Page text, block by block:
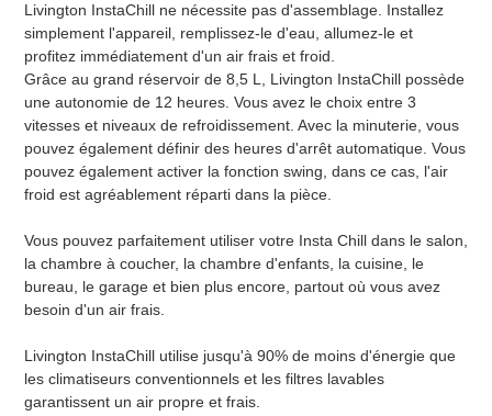
Livington InstaChill ne nécessite pas d'assemblage. Installez
simplement l'appareil, remplissez-le d'eau, allumez-le et
profitez immédiatement d'un air frais et froid.
Grâce au grand réservoir de 8,5 L, Livington InstaChill possède
une autonomie de 12 heures. Vous avez le choix entre 3
vitesses et niveaux de refroidissement. Avec la minuterie, vous
pouvez également définir des heures d'arrêt automatique. Vous
pouvez également activer la fonction swing, dans ce cas, l'air
froid est agréablement réparti dans la pièce.
Vous pouvez parfaitement utiliser votre Insta Chill dans le salon,
la chambre à coucher, la chambre d'enfants, la cuisine, le
bureau, le garage et bien plus encore, partout où vous avez
besoin d'un air frais.
Livington InstaChill utilise jusqu'à 90% de moins d'énergie que
les climatiseurs conventionnels et les filtres lavables
garantissent un air propre et frais.